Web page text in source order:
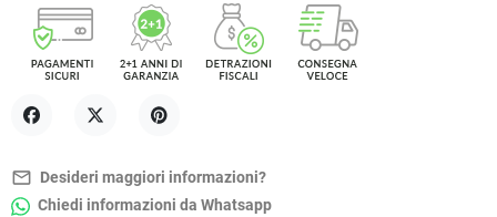
mail_outline Desideri maggiori informazioni?
Chiedi informazioni da Whatsapp